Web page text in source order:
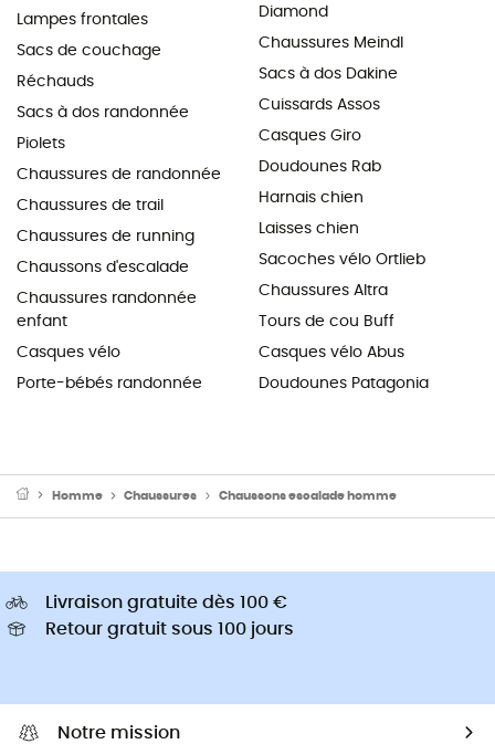
Lampes frontales
Sacs de couchage
Réchauds
Sacs à dos randonnée
Piolets
Chaussures de randonnée
Chaussures de trail
Chaussures de running
Chaussons d'escalade
Chaussures randonnée
enfant
Casques vélo
Porte-bébés randonnée
Diamond
Chaussures Meindl
Sacs à dos Dakine
Cuissards Assos
Casques Giro
Doudounes Rab
Harnais chien
Laisses chien
Sacoches vélo Ortlieb
Chaussures Altra
Tours de cou Buff
Casques vélo Abus
Doudounes Patagonia
Homme Chaussures Chaussons escalade homme
Livraison gratuite dès 100 €
Retour gratuit sous 100 jours
Notre mission